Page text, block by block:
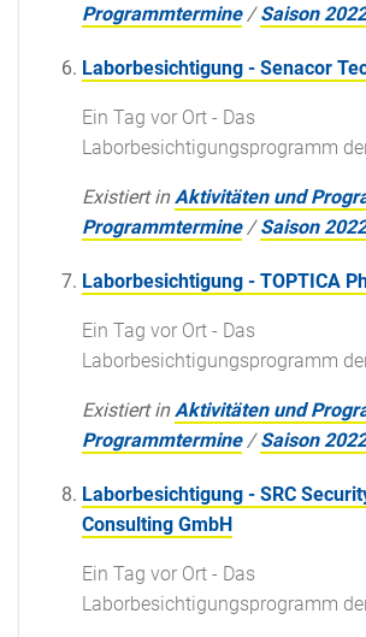
Programmtermine /Saison
Laborbesichtigung - Senacor
Ein Tag vor Ort - Das
Laborbesichtigungsprogramm
Existiert in Aktivitäten und
Programmtermine /Saison
Laborbesichtigung - TOPTICA
Ein Tag vor Ort - Das
Laborbesichtigungsprogramm
Existiert in Aktivitäten und
Programmtermine /Saison
Laborbesichtigung - SRC
Consulting GmbH
Ein Tag vor Ort - Das
Laborbesichtigungsprogramm